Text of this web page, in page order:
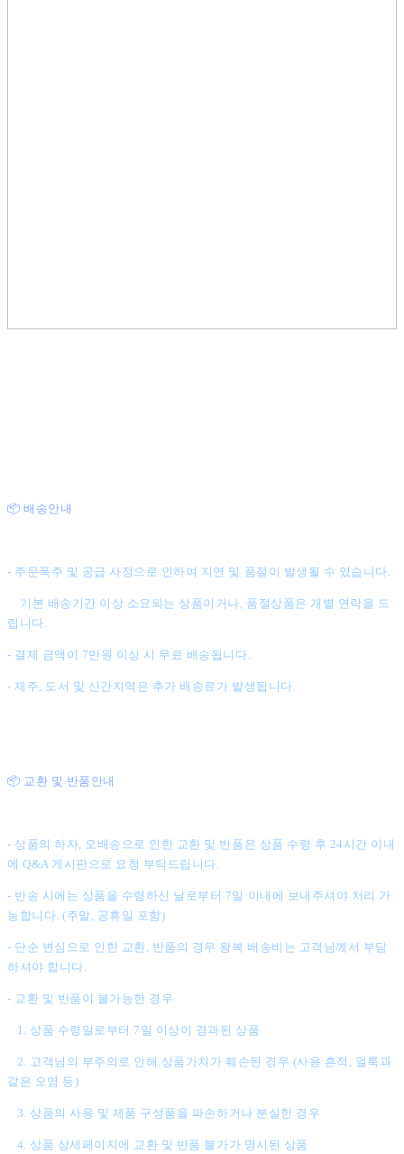
📦 배송안내
- 주문폭주 및 공급 사정으로 인하여 지연 및 품절이 발생될 수 있습니다.
기본 배송기간 이상 소요되는 상품이거나, 품절상품은 개별 연락을 드
립니다.
- 결제 금액이 7만원 이상 시 무료 배송됩니다.
- 제주, 도서 및 산간지역은 추가 배송료가 발생됩니다.
📦 교환 및 반품안내
- 상품의 하자, 오배송으로 인한 교환 및 반품은 상품 수령 후 24시간 이내
에 Q&A 게시판으로 요청 부탁드립니다.
- 반송 시에는 상품을 수령하신 날로부터 7일 이내에 보내주셔야 처리 가
능합니다. (주말, 공휴일 포함)
- 단순 변심으로 인한 교환, 반품의 경우 왕복 배송비는 고객님께서 부담
하셔야 합니다.
- 교환 및 반품이 불가능한 경우
1. 상품 수령일로부터 7일 이상이 경과된 상품
2. 고객님의 부주의로 인해 상품가치가 훼손된 경우 (사용 흔적, 얼룩과
같은 오염 등)
3. 상품의 사용 및 제품 구성품을 파손하거나 분실한 경우
4. 상품 상세페이지에 교환 및 반품 불가가 명시된 상품